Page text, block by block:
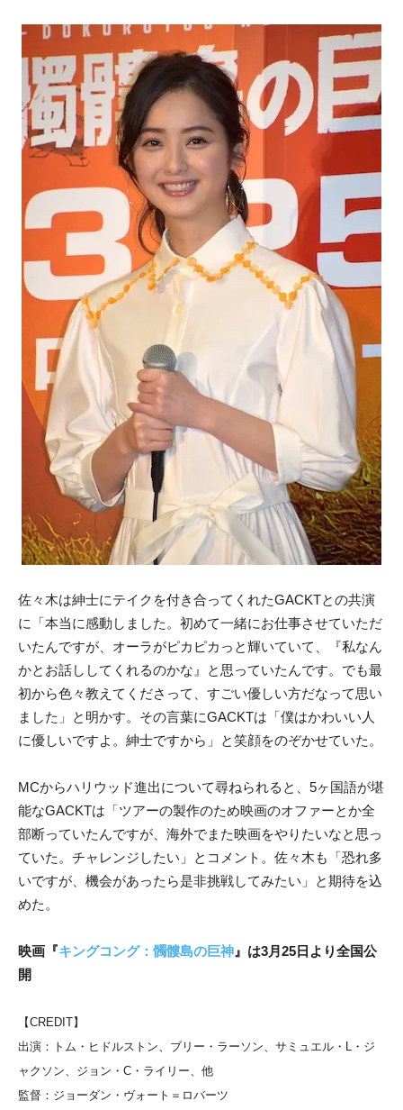
佐々木は紳士にテイクを付き合ってくれたGACKTとの共演
に「本当に感動しました。初めて一緒にお仕事させていただ
いたんですが、オーラがピカピカっと輝いていて、『私なん
かとお話ししてくれるのかな』と思っていたんです。でも最
初から色々教えてくださって、すごい優しい方だなって思い
ました」と明かす。その言葉にGACKTは「僕はかわいい人
に優しいですよ。紳士ですから」と笑顔をのぞかせていた。
MCからハリウッド進出について尋ねられると、5ヶ国語が堪
能なGACKTは「ツアーの製作のため映画のオファーとか全
部断っていたんですが、海外でまた映画をやりたいなと思っ
ていた。チャレンジしたい」とコメント。佐々木も「恐れ多
いですが、機会があったら是非挑戦してみたい」と期待を込
めた。
映画『キングコング：髑髏島の巨神 』は3月25日より全国公
開
【CREDIT】
出演：トム・ヒドルストン、ブリー・ラーソン、サミュエル・L・ジ
ャクソン、ジョン・C・ライリー、他
監督：ジョーダン・ヴォート＝ロバーツ